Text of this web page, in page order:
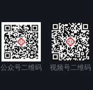
公众号二维码 视频号二维码